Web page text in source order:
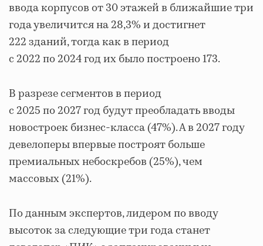
ввода корпусов от 30 этажей в ближайшие три
года увеличится на 28,3% и достигнет
222 зданий, тогда как в период
с 2022 по 2024 год их было построено 173.
В разрезе сегментов в период
с 2025 по 2027 год будут преобладать вводы
новостроек бизнес-класса (47%). А в 2027 году
девелоперы впервые построят больше
премиальных небоскребов (25%), чем
массовых (21%).
По данным экспертов, лидером по вводу
высоток за следующие три года станет